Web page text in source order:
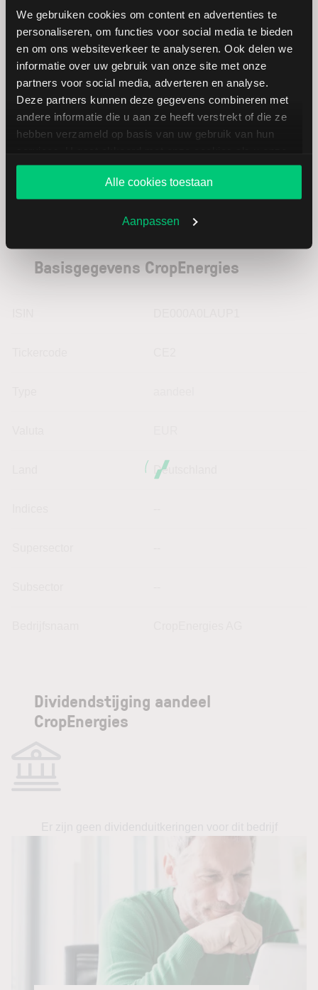
We gebruiken cookies om content en advertenties te
personaliseren, om functies voor social media te bieden
en om ons websiteverkeer te analyseren. Ook delen we
informatie over uw gebruik van onze site met onze
partners voor social media, adverteren en analyse.
Deze partners kunnen deze gegevens combineren met
andere informatie die u aan ze heeft verstrekt of die ze
hebben verzameld op basis van uw gebruik van hun
website blijft gebruiken.
Alle cookies toestaan
Aanpassen
Prudential EUR
BB Biotech EUR
Navios USD
Basisgegevens CropEnergies
Deutschland
Dividendstijging aandeel
CropEnergies